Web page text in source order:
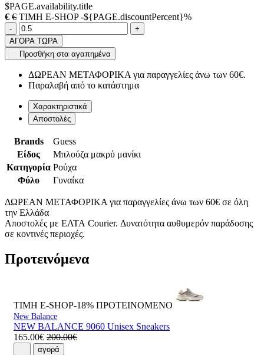
$PAGE.availability.title
€ € ΤΙΜΗ E-SHOP -${PAGE.discountPercent}%
Ποσότητα
-product.increase.quantity +
ΑΓΟΡΑ ΤΩΡΑ
Προσθήκη στα αγαπημένα
ΔΩΡΕΑΝ ΜΕΤΑΦΟΡΙΚΑ για παραγγελίες άνω των 60€.
Παραλαβή από το κατάστημα
Χαρακτηριστικά
Αποστολές
Brands
Guess
Είδος
Μπλούζα μακρύ μανίκι
Κατηγορία Ρούχα
Φύλο
Γυναίκα
ΔΩΡΕΑΝ ΜΕΤΑΦΟΡΙΚΑ για παραγγελίες άνω των 60€ σε όλη
την Ελλάδα
Αποστολές με ΕΛΤΑ Courier. Δυνατότητα αυθυμερόν παράδοσης
σε κοντινές περιοχές.
Προτεινόμενα
ΤΙΜΗ E-SHOP-18% ΠΡΟΤΕΙΝΟΜΕΝΟ
New Balance
NEW BALANCE 9060 Unisex Sneakers
165.00€ 200.00€
αγορά